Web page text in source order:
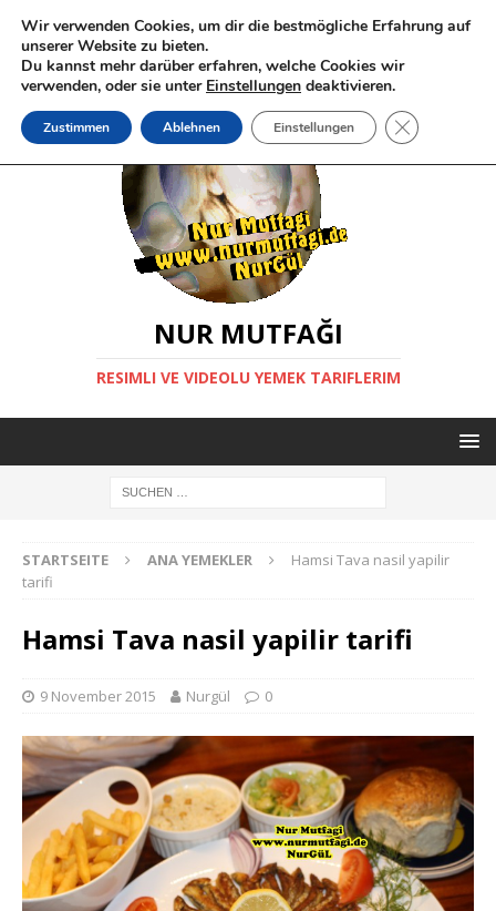
NUR MUTFAĞI
RESIMLI VE VIDEOLU YEMEK TARIFLERIM
STARTSEITE ANA YEMEKLER
Hamsi Tava nasil yapilir
tarifi
Hamsi Tava nasil yapilir tarifi
9 November 2015 Nurgül 0
Wir verwenden Cookies, um dir die bestmögliche Erfahrung auf
unserer Website zu bieten.
Du kannst mehr darüber erfahren, welche Cookies wir
verwenden, oder sie unter Einstellungen deaktivieren.
Zustimmen Ablehnen Einstellungen GDPR